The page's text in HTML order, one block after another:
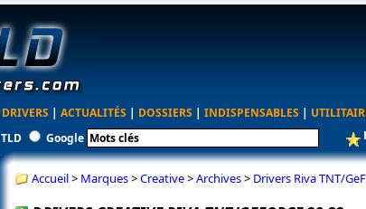
| ACTUALITÉS | DOSSIERS | INDISPENSABLES |
TLD Google
Accueil> Marques>Creative>Archives> Drivers Riva TNT/